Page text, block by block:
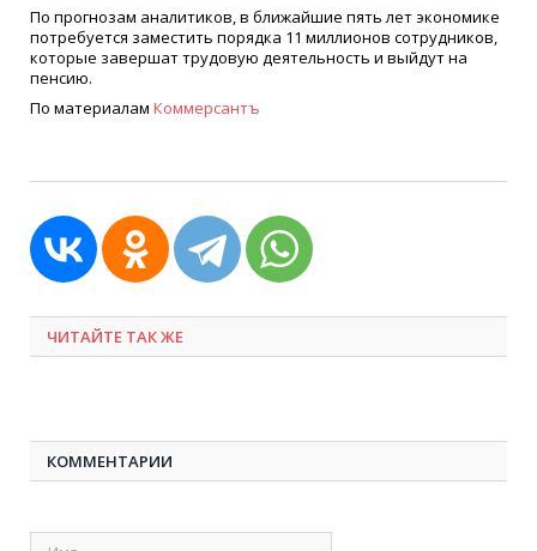
По прогнозам аналитиков, в ближайшие пять лет экономике
потребуется заместить порядка 11 миллионов сотрудников,
которые завершат трудовую деятельность и выйдут на
пенсию.
По материалам Коммерсантъ
ЧИТАЙТЕ ТАК ЖЕ
КОММЕНТАРИИ